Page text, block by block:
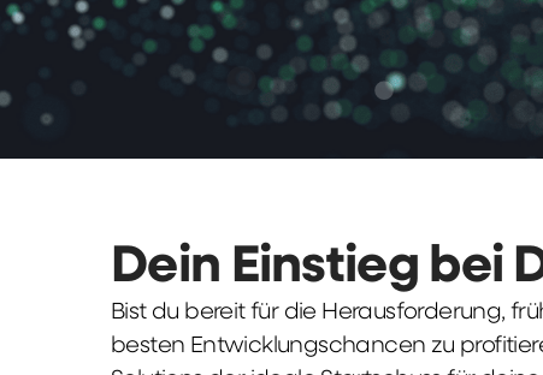
Dein Einstieg bei
Bist du bereit für die Herausforderung,
besten Entwicklungschancen zu